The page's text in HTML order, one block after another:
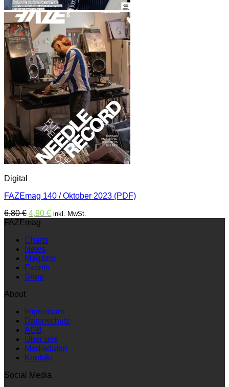
Digital
FAZEmag 140 / Oktober 2023 (PDF)
6,80€ Ursprünglicher
Preis
6,80 €
4,90 €Aktueller
inkl. MwSt.
FAZEmag
Charts
News
Magazin
Events
Shop
About
Impressum
Datenschutz
AGB
Über uns
Mediadaten
Kontakt
Social Media